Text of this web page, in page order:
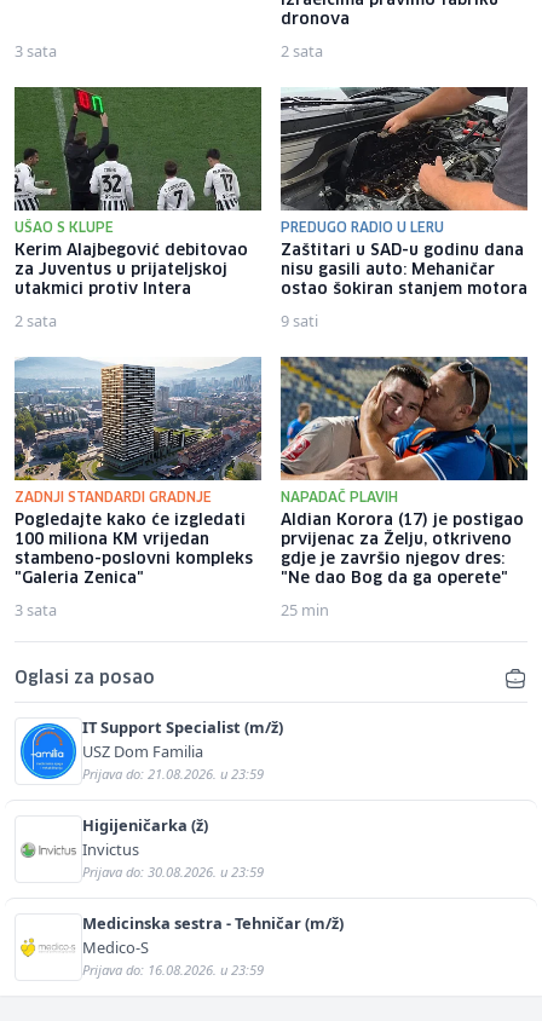
3 sata
dronova
2 sata
UŠAO S KLUPE
Kerim Alajbegović debitovao
za Juventus u prijateljskoj
utakmici protiv Intera
2 sata
PREDUGO RADIO U LERU
Zaštitari u SAD-u godinu dana
nisu gasili auto: Mehaničar
ostao šokiran stanjem motora
9 sati
ZADNJI STANDARDI GRADNJE
Pogledajte kako će izgledati
100 miliona KM vrijedan
stambeno-poslovni kompleks
"Galeria Zenica"
3 sata
NAPADAČ PLAVIH
Aldian Korora (17) je postigao
prvijenac za Želju, otkriveno
gdje je završio njegov dres:
"Ne dao Bog da ga operete"
25 min
Oglasi za posao
IT Support Specialist (m/ž)
USZ Dom Familia
Prijava do: 21.08.2026. u 23:59
Higijeničarka (ž)
Invictus
Prijava do: 30.08.2026. u 23:59
Medicinska sestra - Tehničar (m/ž)
Medico-S
Prijava do: 16.08.2026. u 23:59